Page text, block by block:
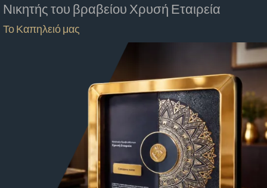
Νικητής του βραβείου Χρυσή Εταιρεία
Το Καπηλειό μας